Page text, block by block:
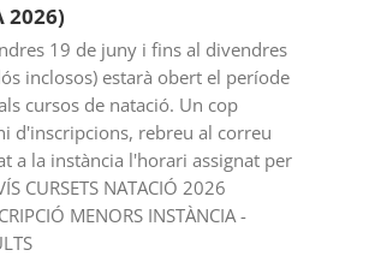
2026)
19 de juny i fins al divendres
inclosos) estarà obert el període
cursos de natació. Un cop
d'inscripcions, rebreu al correu
a la instància l'horari assignat per
CURSETS NATACIÓ 2026
MENORS INSTÀNCIA -